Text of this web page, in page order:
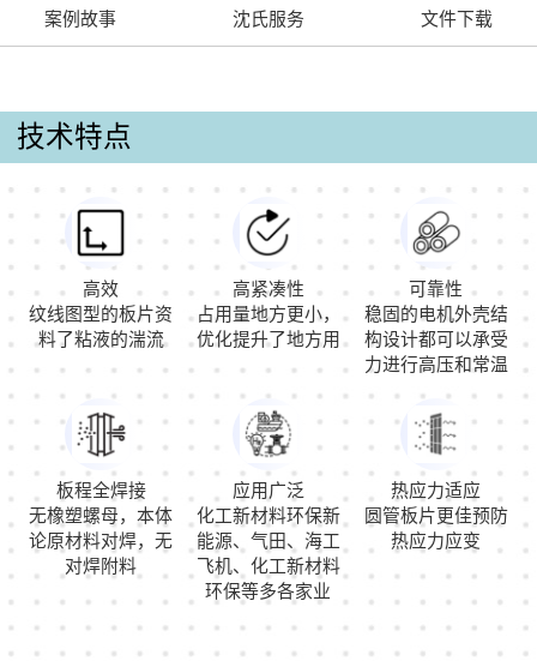
案例故事 沈氏服务 文件下载
技术特点
高效
纹线图型的板片资
料了粘液的湍流
高紧凑性
占用量地方更小，
优化提升了地方用
可靠性
稳固的电机外壳结
构设计都可以承受
力进行高压和常温
板程全焊接
无橡塑螺母，本体
论原材料对焊，无
对焊附料
应用广泛
化工新材料环保新
能源、气田、海工
飞机、化工新材料
环保等多各家业
热应力适应
圆管板片更佳预防
热应力应变